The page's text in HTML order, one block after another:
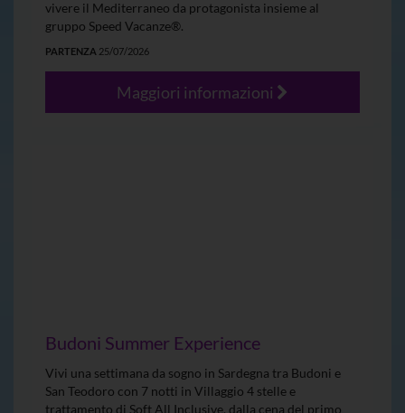
vivere il Mediterraneo da protagonista insieme al
gruppo Speed Vacanze®.
PARTENZA 25/07/2026
Maggiori informazioni
Budoni Summer Experience
Vivi una settimana da sogno in Sardegna tra Budoni e
San Teodoro con 7 notti in Villaggio 4 stelle e
trattamento di Soft All Inclusive, dalla cena del primo